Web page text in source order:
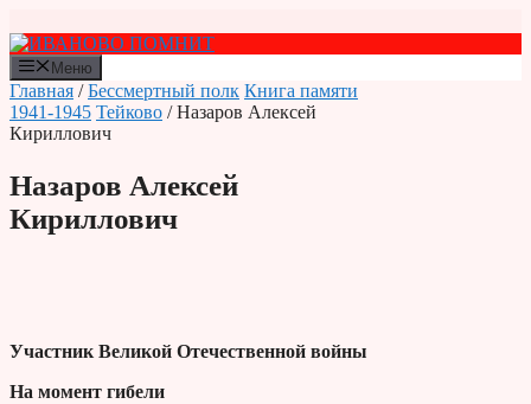
к
содержимому
Меню
Главная /Бессмертный полк Книга памяти
1941-1945 Тейково / Назаров Алексей
Кириллович
Назаров Алексей
Кириллович
Участник Великой Отечественной войны
На момент гибели